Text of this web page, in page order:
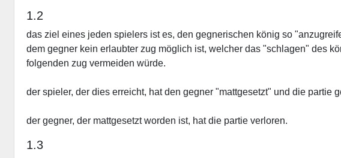
1.2
das ziel eines jeden spielers ist es, den gegnerischen könig so
dem gegner kein erlaubter zug möglich ist, welcher das "schlagen" des
folgenden zug vermeiden würde.
der spieler, der dies erreicht, hat den gegner "mattgesetzt" und die partie
der gegner, der mattgesetzt worden ist, hat die partie verloren.
1.3